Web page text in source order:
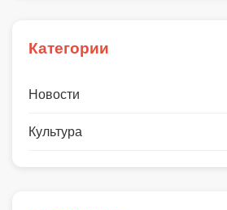
Категории
Новости
Культура